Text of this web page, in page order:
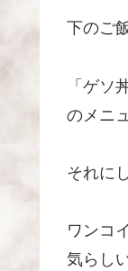
下のご
「ゲソ
のメニ
それに
ワンコ
気らし